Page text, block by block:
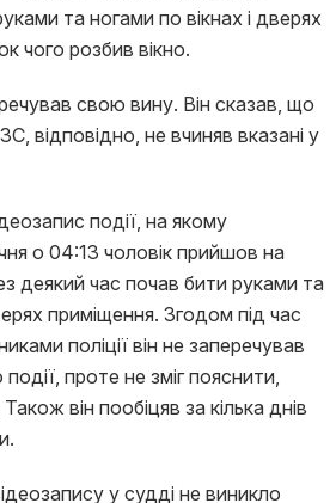
та ногами по вікнах і дверях
чого розбив вікно.
свою вину. Він сказав, що
відповідно, не вчиняв вказані у
події, на якому
о 04:13 чоловік прийшов на
деякий час почав бити руками та
приміщення. Згодом під час
поліції він не заперечував
проте не зміг пояснити,
він пообіцяв за кілька днів
у судді не виникло